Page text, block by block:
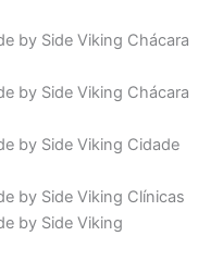
by Side Viking Chácara
by Side Viking Chácara
by Side Viking Cidade
by Side Viking Clínicas
by Side Viking